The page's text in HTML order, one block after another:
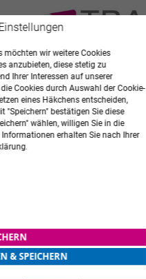
Zum
Ende
der
Bildgalerie
springen
möchten wir weitere Cookies
anzubieten, diese stetig zu
Ihrer Interessen auf unserer
Cookies durch Auswahl der Cookie-
eines Häkchens entscheiden,
"Speichern" bestätigen Sie diese
wählen, willigen Sie in die
erhalten Sie nach Ihrer
& SPEICHERN